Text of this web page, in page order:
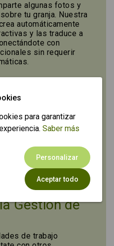
algunas fotos y
tu granja. Nuestra
automáticamente
y las traduce a
con
sin requerir
visitas
hasta productos
plataformas,
comisiones por tus
asegurando que
de lo que ganas.
Gestión de
de trabajo
para garantizar
Saber más
Personalizar
Aceptar todo